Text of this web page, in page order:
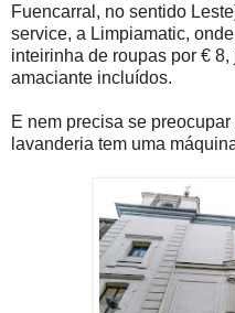
Fuencarral, no sentido
service, a Limpiamatic,
inteirinha de roupas por €
amaciante incluídos.
E nem precisa se
lavanderia tem uma